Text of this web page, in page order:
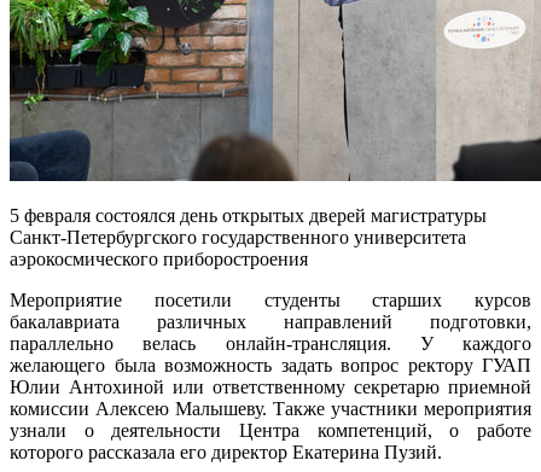
5 февраля состоялся день открытых дверей магистратуры
Санкт-Петербургского государственного университета
аэрокосмического приборостроения
Мероприятие посетили студенты старших курсов
бакалавриата различных направлений подготовки,
параллельно велась онлайн-трансляция. У каждого
желающего была возможность задать вопрос ректору ГУАП
Юлии Антохиной или ответственному секретарю приемной
комиссии Алексею Малышеву. Также участники мероприятия
узнали о деятельности Центра компетенций, о работе
которого рассказала его директор Екатерина Пузий.